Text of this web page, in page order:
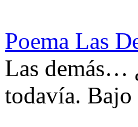
Poema Las
Las demás…
todavía.